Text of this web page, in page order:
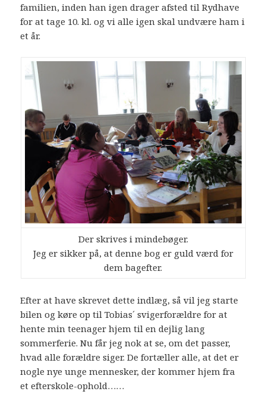
familien, inden han igen drager afsted til Rydhave
for at tage 10. kl. og vi alle igen skal undvære ham i
et år.
Der skrives i mindebøger.
Jeg er sikker på, at denne bog er guld værd for
dem bagefter.
Efter at have skrevet dette indlæg, så vil jeg starte
bilen og køre op til Tobias´ svigerforældre for at
hente min teenager hjem til en dejlig lang
sommerferie. Nu får jeg nok at se, om det passer,
hvad alle forældre siger. De fortæller alle, at det er
nogle nye unge mennesker, der kommer hjem fra
et efterskole-ophold……